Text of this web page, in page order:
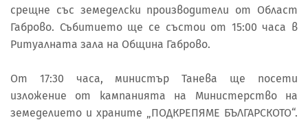
срещне със земеделски производители от Област
Габрово. Събитието ще се състои от 15:00 часа в
Ритуалната зала на Община Габрово.
От 17:30 часа, министър Танева ще посети
изложение от кампанията на Министерство на
земеделието и храните „ПОДКРЕПЯМЕ БЪЛГАРСКОТО“.